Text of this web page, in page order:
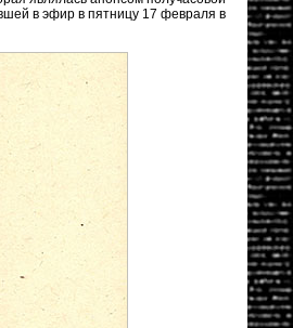
в эфир в пятницу 17 февраля в